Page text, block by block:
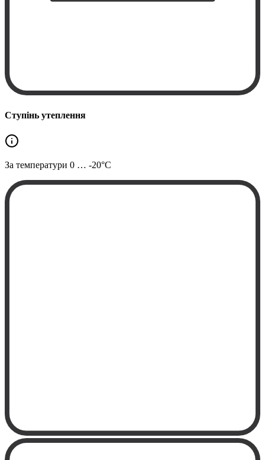
Ступінь утеплення
За температури 0 … -20°C